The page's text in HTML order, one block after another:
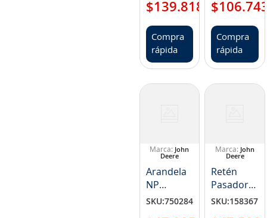
$139.818
Compra
rápida
L114111
$106.
Compra
rápida
John
Deere
Arandela
NP
T223720
SKU:750284
John
Deere
Retén
Pasador
Brazo
SKU:158367